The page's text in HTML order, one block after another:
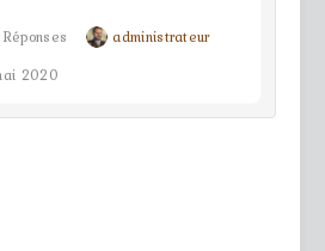
administrateur
2020